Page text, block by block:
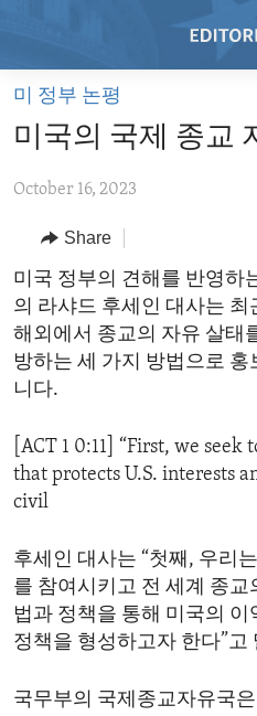
Skip
main
Skip
Navigation
Skip
to
Search
HOME
VIDEO
RADIO
REGIONS
AFRICA
AMERICAS
ASIA
EUROPE
MIDDLE EAST
TOPICS
HUMAN RIGHTS
SECURITY AND DEFENSE
AID AND DEVELOPMENT
DEMOCRACY AND
ECONOMY AND TRADE
IDEALS AND INSTITUTIONS
ARCHIVE
ABOUT US
미 정부 논평
미국의 국제 종교
October 16, 2023
Share
미국 정부의 견해를 반영하
의 라샤드 후세인 대사는 최
해외에서 종교의 자유 살태
방하는 세 가지 방법으로
니다.
[ACT 1 0:11] “First, we
that protects U.S. interests
civil
후세인 대사는 “첫째, 우리
를 참여시키고 전 세계 종
법과 정책을 통해 미국의
정책을 형성하고자 한다”고
국무부의 국제종교자유국